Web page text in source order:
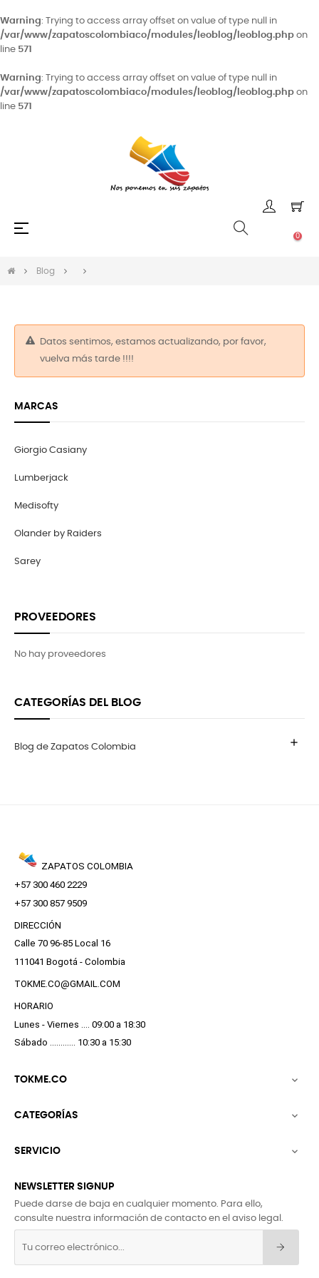
Warning: Trying to access array offset on value of type null in
/var/www/zapatoscolombiaco/modules/leoblog/leoblog.php on
line 571
Warning: Trying to access array offset on value of type null in
/var/www/zapatoscolombiaco/modules/leoblog/leoblog.php on
line 571
Navegación
☰
0
Blog
Datos sentimos, estamos actualizando, por favor,
vuelva más tarde !!!!
MARCAS
Giorgio Casiany
Lumberjack
Medisofty
Olander by Raiders
Sarey
PROVEEDORES
No hay proveedores
CATEGORÍAS DEL BLOG
Blog de Zapatos Colombia add
ZAPATOS COLOMBIA
+57 300 460 2229
+57 300 857 9509
DIRECCIÓN
Calle 70 96-85 Local 16
111041 Bogotá - Colombia
TOKME.CO@GMAIL.COM
HORARIO
Lunes - Viernes .... 09:00 a 18:30
Sábado ............ 10:30 a 15:30
TOKME.CO 
CATEGORÍAS 
SERVICIO 
NEWSLETTER SIGNUP
Puede darse de baja en cualquier momento. Para ello,
consulte nuestra información de contacto en el aviso legal.